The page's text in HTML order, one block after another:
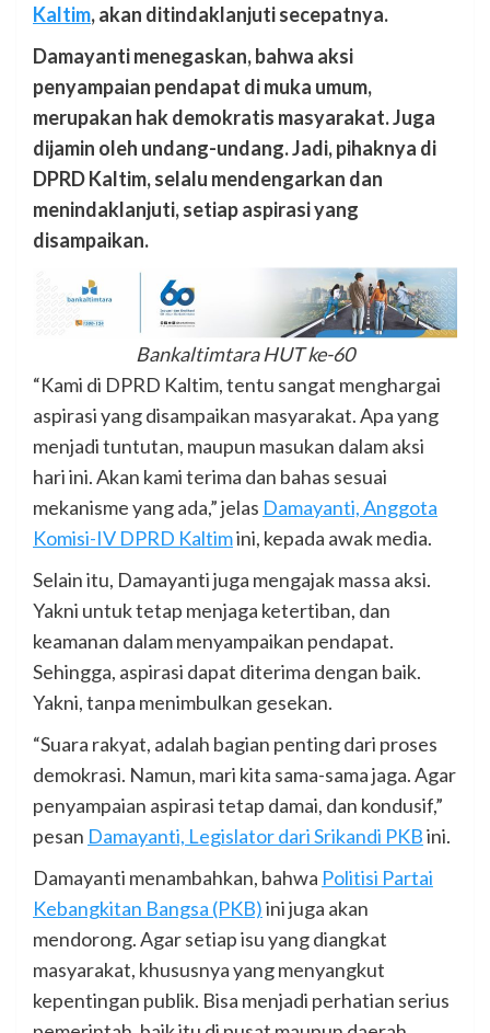
Kaltim, akan ditindaklanjuti secepatnya.
Damayanti menegaskan, bahwa aksi
penyampaian pendapat di muka umum,
merupakan hak demokratis masyarakat. Juga
dijamin oleh undang-undang. Jadi, pihaknya di
DPRD Kaltim, selalu mendengarkan dan
menindaklanjuti, setiap aspirasi yang
disampaikan.
Bankaltimtara HUT ke-60
“Kami di DPRD Kaltim, tentu sangat menghargai
aspirasi yang disampaikan masyarakat. Apa yang
menjadi tuntutan, maupun masukan dalam aksi
hari ini. Akan kami terima dan bahas sesuai
mekanisme yang ada,” jelas Damayanti, Anggota
Komisi-IV DPRD Kaltimini, kepada awak media.
Selain itu, Damayanti juga mengajak massa aksi.
Yakni untuk tetap menjaga ketertiban, dan
keamanan dalam menyampaikan pendapat.
Sehingga, aspirasi dapat diterima dengan baik.
Yakni, tanpa menimbulkan gesekan.
“Suara rakyat, adalah bagian penting dari proses
demokrasi. Namun, mari kita sama-sama jaga. Agar
penyampaian aspirasi tetap damai, dan kondusif,”
pesan Damayanti, Legislator dari Srikandi PKBini.
Damayanti menambahkan, bahwa Politisi Partai
Kebangkitan Bangsa (PKB)ini juga akan
mendorong. Agar setiap isu yang diangkat
masyarakat, khususnya yang menyangkut
kepentingan publik. Bisa menjadi perhatian serius